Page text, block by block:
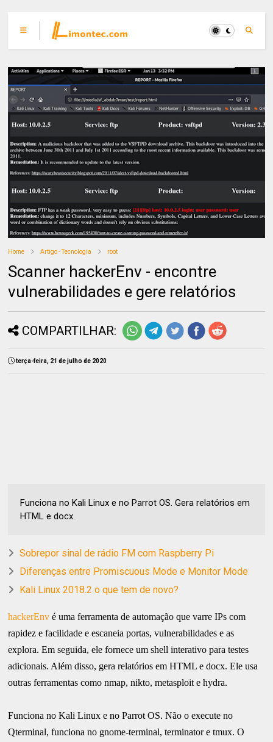
Home Artigo - Tecnologia root
Scanner hackerEnv - encontre
vulnerabilidades e gere relatórios
COMPARTILHAR:
terça-feira, 21 de julho de 2020
Funciona no Kali Linux e no Parrot OS. Gera relatórios em
HTML e docx.
Sobrepor sinal de rádio FM com Raspberry Pi
Diferenças entre Promiscuous Mode e Monitor Mode
Kali Linux 2018.2 o que tem de novo?
hackerEnv é uma ferramenta de automação que varre IPs com
rapidez e facilidade e escaneia portas, vulnerabilidades e as
explora. Em seguida, ele fornece um shell interativo para testes
adicionais. Além disso, gera relatórios em HTML e docx. Ele usa
outras ferramentas como nmap, nikto, metasploit e hydra.
Funciona no Kali Linux e no Parrot OS. Não o execute no
Qterminal, funciona no gnome-terminal, terminator e tmux. O